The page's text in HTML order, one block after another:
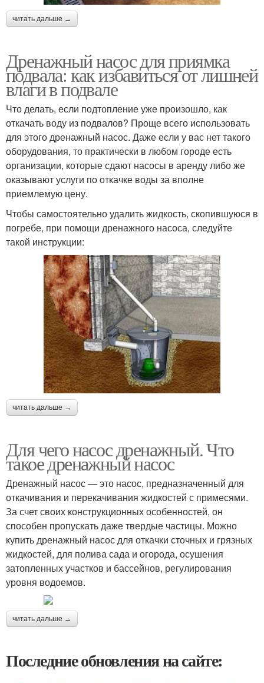
читать дальше →
Дренажный насос для приямка
подвала: как избавиться от лишней
влаги в подвале
Что делать, если подтопление уже произошло, как
откачать воду из подвалов? Проще всего использовать
для этого дренажный насос. Даже если у вас нет такого
оборудования, то практически в любом городе есть
организации, которые сдают насосы в аренду либо же
оказывают услуги по откачке воды за вполне
приемлемую цену.
Чтобы самостоятельно удалить жидкость, скопившуюся в
погребе, при помощи дренажного насоса, следуйте
такой инструкции:
читать дальше →
Для чего насос дренажный. Что
такое дренажный насос
Дренажный насос — это насос, предназначенный для
откачивания и перекачивания жидкостей с примесями.
За счет своих конструкционных особенностей, он
способен пропускать даже твердые частицы. Можно
купить дренажный насос для откачки сточных и грязных
жидкостей, для полива сада и огорода, осушения
затопленных участков и бассейнов, регулирования
уровня водоемов.
читать дальше →
Последние обновления на сайте: